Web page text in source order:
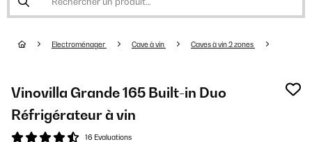
Electroménager Cave à vin Caves à vin 2 zones
Vinovilla Grande 165 Built-in Duo
Réfrigérateur à vin
16 Evaluations